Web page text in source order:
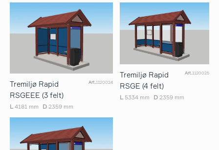
Tremiljø Rapid
RSGEEE (3 felt)
Art.1120024
L 4181 mm D 2359 mm
Tremiljø Rapid
RSGE (4 felt)
Art.1120025
L 5334 mm D 2359 mm